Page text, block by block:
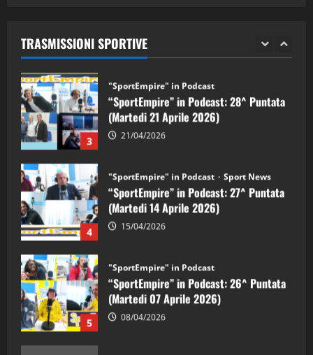
TRASMISSIONI SPORTIVE
2 28/04/2026
3
"SportEmpire" in Podcast
“SportEmpire” in Podcast: 28^ Puntata
(Martedi 21 Aprile 2026)
21/04/2026
4
"SportEmpire" in Podcast Sport News
“SportEmpire” in Podcast: 27^ Puntata
(Martedi 14 Aprile 2026)
15/04/2026
5
"SportEmpire" in Podcast
“SportEmpire” in Podcast: 26^ Puntata
(Martedi 07 Aprile 2026)
08/04/2026